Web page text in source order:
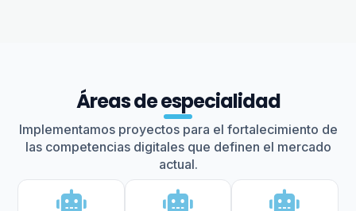
Áreas de especialidad
Implementamos proyectos para el fortalecimiento de
las competencias digitales que definen el mercado
actual.